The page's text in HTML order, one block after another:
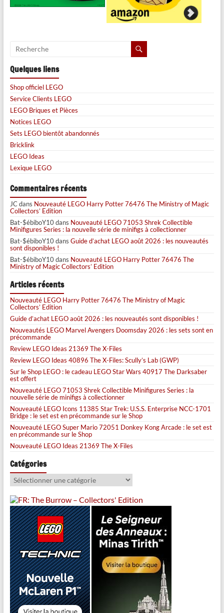
Quelques liens
Shop officiel LEGO
Service Clients LEGO
LEGO Briques et Pièces
Notices LEGO
Sets LEGO bientôt abandonnés
Bricklink
LEGO Ideas
Lexique LEGO
Commentaires récents
JCdans Nouveauté LEGO Harry Potter 76476 The Ministry of Magic
Collectors’ Edition
Bat-$ébiboY10dans Nouveauté LEGO 71053 Shrek Collectible
Minifigures Series : la nouvelle série de minifigs à collectionner
Bat-$ébiboY10dans Guide d’achat LEGO août 2026 : les nouveautés
sont disponibles !
Bat-$ébiboY10dans Nouveauté LEGO Harry Potter 76476 The
Ministry of Magic Collectors’ Edition
Articles récents
Nouveauté LEGO Harry Potter 76476 The Ministry of Magic
Collectors’ Edition
Guide d’achat LEGO août 2026 : les nouveautés sont disponibles !
Nouveautés LEGO Marvel Avengers Doomsday 2026 : les sets sont en
précommande
Review LEGO Ideas 21369 The X-Files
Review LEGO Ideas 40896 The X-Files: Scully’s Lab (GWP)
Sur le Shop LEGO : le cadeau LEGO Star Wars 40917 The Darksaber
est offert
Nouveauté LEGO 71053 Shrek Collectible Minifigures Series : la
nouvelle série de minifigs à collectionner
Nouveauté LEGO Icons 11385 Star Trek: U.S.S. Enterprise NCC-1701
Bridge : le set est en précommande sur le Shop
Nouveauté LEGO Super Mario 72051 Donkey Kong Arcade : le set est
en précommande sur le Shop
Nouveauté LEGO Ideas 21369 The X-Files
Catégories
Catégories